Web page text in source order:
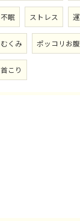
不眠 ストレス
むくみ ポッコリお腹
首こり